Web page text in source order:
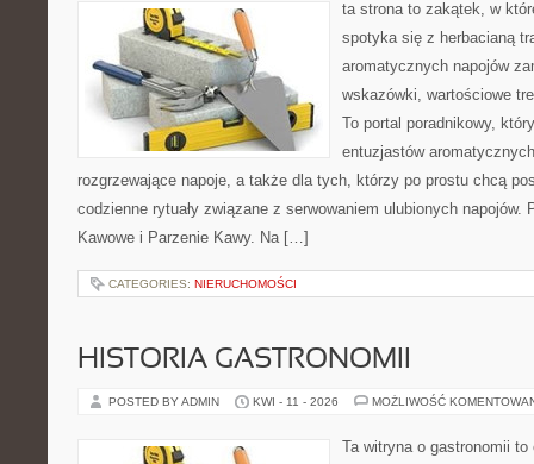
ta strona to zakątek, w
spotyka się z herbacianą
aromatycznych napojów
wskazówki, wartościowe
To portal poradnikowy,
entuzjastów
rozgrzewające napoje, a także dla tych, którzy po prostu chcą
codzienne rytuały związane z serwowaniem ulubionych napojów.
Kawowe i Parzenie Kawy. Na […]
CATEGORIES: NIERUCHOMOŚCI
HISTORIA GASTRONOMII
POSTED BY ADMIN KWI - 11 - 2026 MOŻLIWOŚĆ
Ta witryna o gastronomii